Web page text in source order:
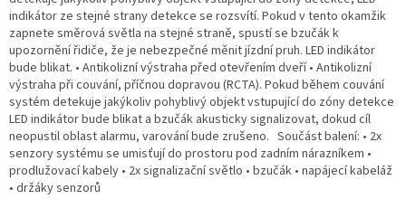
indikátor ze stejné strany detekce se rozsvítí. Pokud v tento okamžik
zapnete směrová světla na stejné straně, spustí se bzučák k
upozornění řidiče, že je nebezpečné měnit jízdní pruh. LED indikátor
bude blikat. • Antikolizní výstraha před otevřením dveří • Antikolizní
výstraha při couvání, příčnou dopravou (RCTA). Pokud během couvání
systém detekuje jakýkoliv pohyblivý objekt vstupující do zóny detekce
LED indikátor bude blikat a bzučák akusticky signalizovat, dokud cíl
neopustil oblast alarmu, varování bude zrušeno. Součást balení: • 2x
senzory systému se umisťují do prostoru pod zadním nárazníkem •
prodlužovací kabely • 2x signalizační světlo • bzučák • napájecí kabeláž
• držáky senzorů